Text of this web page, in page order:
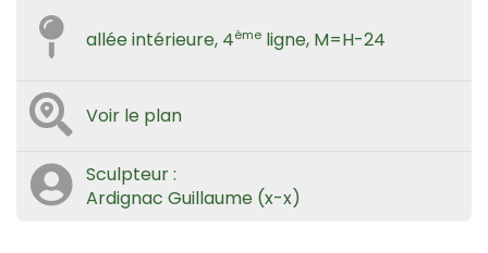
allée intérieure, 4ème ligne, M=H-24
Voir le plan
Sculpteur :
Ardignac Guillaume (x-x)